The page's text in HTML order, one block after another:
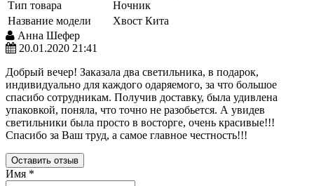
Тип товара
Ночник
Название модели
Хвост Кита
Анна Шефер
20.01.2020 21:41
Добрый вечер! Заказала два светильника, в подарок,
индивидуально для каждого одаряемого, за что большое
спасибо сотрудникам. Получив доставку, была удивлена
упаковкой, поняла, что точно не разобьется. А увидев
светильники была просто в восторге, очень красивые!!!
Спасибо за Ваш труд, а самое главное честность!!!
Оставить отзыв
Имя *